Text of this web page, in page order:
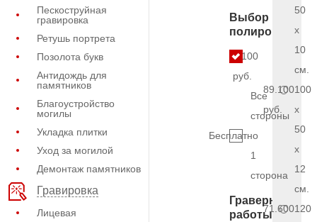
Пескоструйная
гравировка
Ретушь портрета
Позолота букв
Антидождь для
памятников
Благоустройство
могилы
Укладка плитки
Уход за могилой
Демонтаж памятников
Гравировка
Лицевая
Выбор
полировки
6.100
руб.
Все
стороны
Бесплатно
1
сторона
Граверные
работы
50
x
10
см.
89.100
руб.
100
x
50
x
12
см.
71.600120